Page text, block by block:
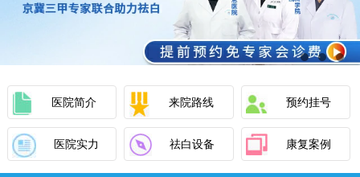
医院简介 来院路线 预约挂号
医院实力 祛白设备 康复案例